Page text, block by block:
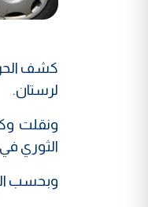
لرستان.
ونقلت
الثوري في
وبحسب